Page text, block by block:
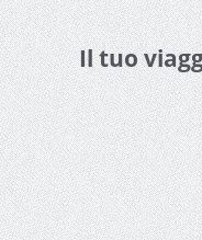
Il tuo